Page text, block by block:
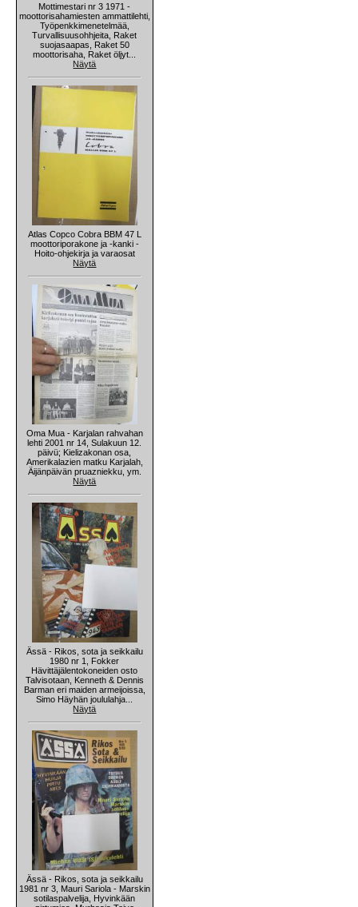
Mottimestari nr 3 1971 -
moottorisahamiesten ammattilehti,
Työpenkkimenetelmää,
Turvallisuusohhjeita, Raket
suojasaapas, Raket 50
moottorisaha, Raket öljyt...
Näytä
Atlas Copco Cobra BBM 47 L
moottoriporakone ja -kanki -
Hoito-ohjekirja ja varaosat
Näytä
Oma Mua - Karjalan rahvahan
lehti 2001 nr 14, Sulakuun 12.
päivü; Kielizakonan osa,
Amerikalazien matku Karjalah,
Äijänpäivän pruazniekku, ym.
Näytä
Ässä - Rikos, sota ja seikkailu
1980 nr 1, Fokker
Hävittäjälentokoneiden osto
Talvisotaan, Kenneth & Dennis
Barman eri maiden armeijoissa,
Simo Häyhän joululahja...
Näytä
Ässä - Rikos, sota ja seikkailu
1981 nr 3, Mauri Sariola - Marskin
sotilaspalvelija, Hyvinkään